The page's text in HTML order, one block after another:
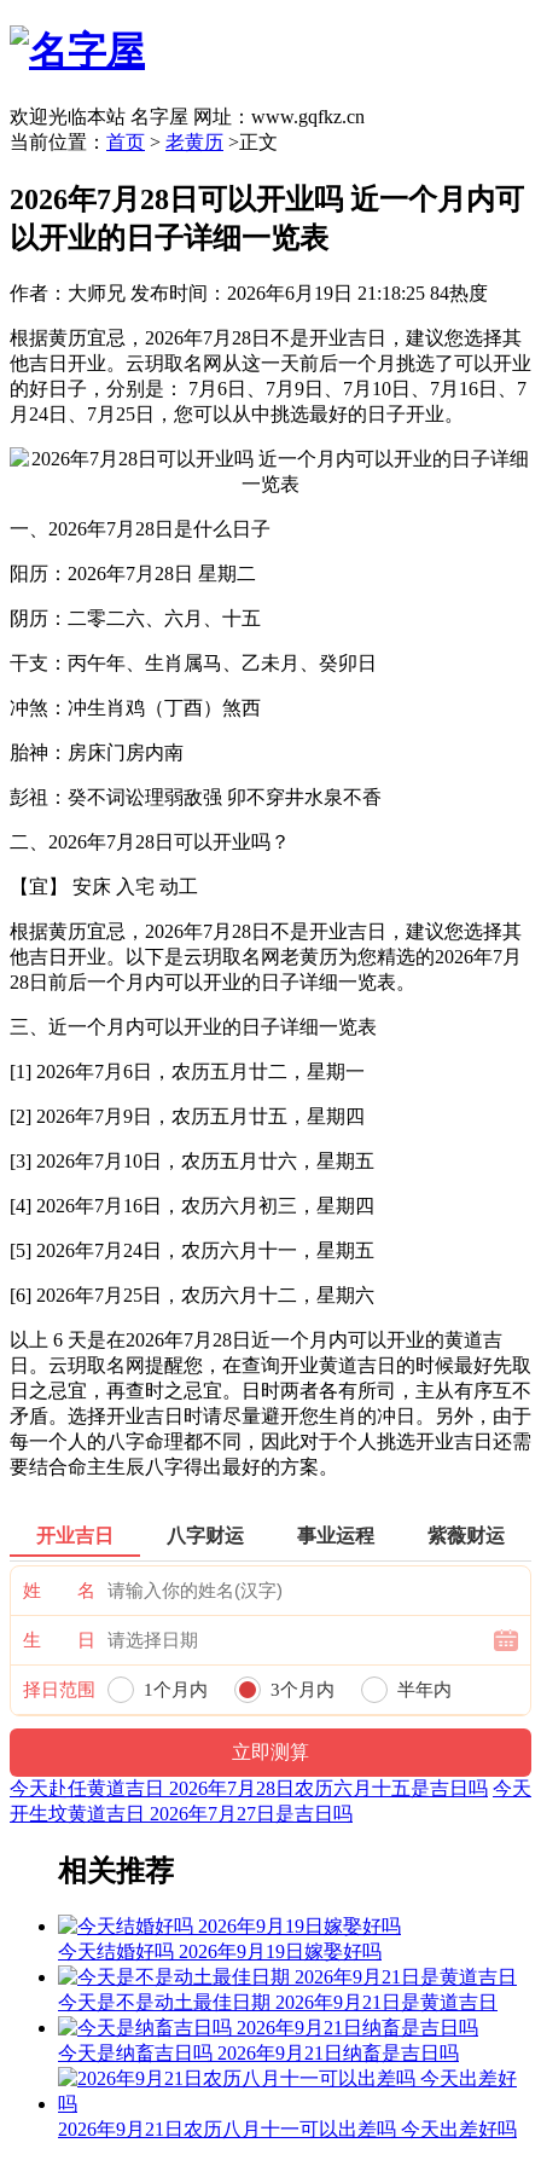
欢迎光临本站 名字屋 网址：www.gqfkz.cn
当前位置： 首页 > 老黄历 >正文
2026年7月28日可以开业吗 近一个月内可
以开业的日子详细一览表
作者：大师兄 发布时间：2026年6月19日 21:18:25 84热度
根据黄历宜忌，2026年7月28日不是开业吉日，建议您选择其
他吉日开业。云玥取名网从这一天前后一个月挑选了可以开业
的好日子，分别是： 7月6日、7月9日、7月10日、7月16日、7
月24日、7月25日，您可以从中挑选最好的日子开业。
一、2026年7月28日是什么日子
阳历：2026年7月28日 星期二
阴历：二零二六、六月、十五
干支：丙午年、生肖属马、乙未月、癸卯日
冲煞：冲生肖鸡（丁酉）煞西
胎神：房床门房内南
彭祖：癸不词讼理弱敌强 卯不穿井水泉不香
二、2026年7月28日可以开业吗？
【宜】 安床 入宅 动工
根据黄历宜忌，2026年7月28日不是开业吉日，建议您选择其
他吉日开业。以下是云玥取名网老黄历为您精选的2026年7月
28日前后一个月内可以开业的日子详细一览表。
三、近一个月内可以开业的日子详细一览表
[1] 2026年7月6日，农历五月廿二，星期一
[2] 2026年7月9日，农历五月廿五，星期四
[3] 2026年7月10日，农历五月廿六，星期五
[4] 2026年7月16日，农历六月初三，星期四
[5] 2026年7月24日，农历六月十一，星期五
[6] 2026年7月25日，农历六月十二，星期六
以上 6 天是在2026年7月28日近一个月内可以开业的黄道吉
日。云玥取名网提醒您，在查询开业黄道吉日的时候最好先取
日之忌宜，再查时之忌宜。日时两者各有所司，主从有序互不
矛盾。选择开业吉日时请尽量避开您生肖的冲日。另外，由于
每一个人的八字命理都不同，因此对于个人挑选开业吉日还需
要结合命主生辰八字得出最好的方案。
开业吉日 八字财运 事业运程 紫薇财运
姓 名
生 日
择日范围 1个月内 3个月内 半年内
今天赴任黄道吉日 2026年7月28日农历六月十五是吉日吗 今天
开生坟黄道吉日 2026年7月27日是吉日吗
相关推荐
今天结婚好吗 2026年9月19日嫁娶好吗
今天是不是动土最佳日期 2026年9月21日是黄道吉日
今天是纳畜吉日吗 2026年9月21日纳畜是吉日吗
2026年9月21日农历八月十一可以出差吗 今天出差好吗